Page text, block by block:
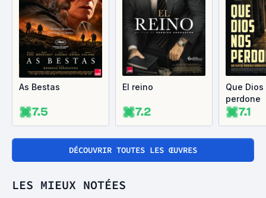
As Bestas
7.5
El reino
7.2
Que
perdone
7.1
DÉCOUVRIR TOUTES LES ŒUVRES
LES MIEUX NOTÉES